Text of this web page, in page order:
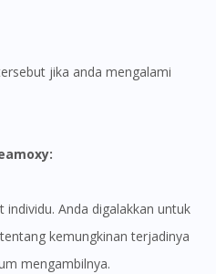
kemungkinan terjadinya
mengambilnya.